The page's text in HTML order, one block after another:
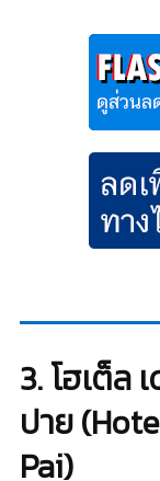
3. โฮเต็ล
ปาย
Pai)